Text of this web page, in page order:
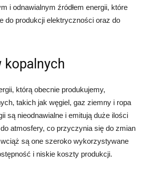
i odnawialnym źródłem energii, które
do produkcji elektryczności oraz do
kopalnych
którą obecnie produkujemy,
takich jak węgiel, gaz ziemny i ropa
są nieodnawialne i emitują duże ilości
atmosfery, co przyczynia się do zmian
są one szeroko wykorzystywane
i niskie koszty produkcji.